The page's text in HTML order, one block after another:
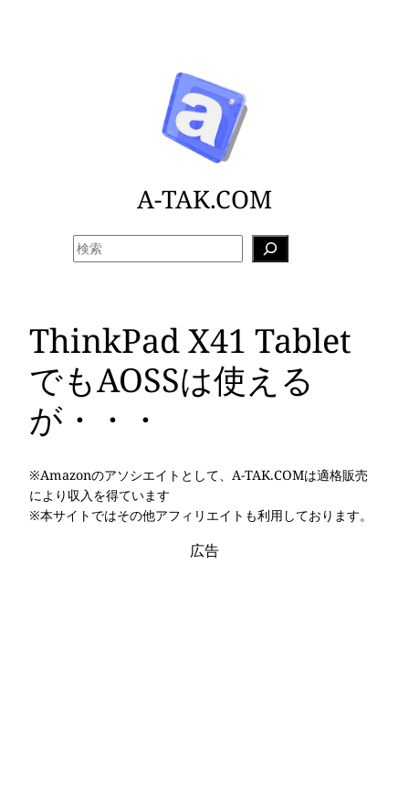
A-TAK.COM
ThinkPad X41 Tablet
でもAOSSは使える
が・・・
※Amazonのアソシエイトとして、A-TAK.COMは適格販売
により収入を得ています
※本サイトではその他アフィリエイトも利用しております。
広告